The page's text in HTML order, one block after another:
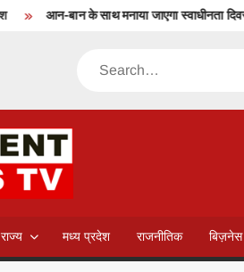
आन-बान के साथ मनाया जाएगा स्वाधीनता दिवस
Search
NEWS TV
राज्य मध्य प्रदेश राजनीतिक बिज़नेस